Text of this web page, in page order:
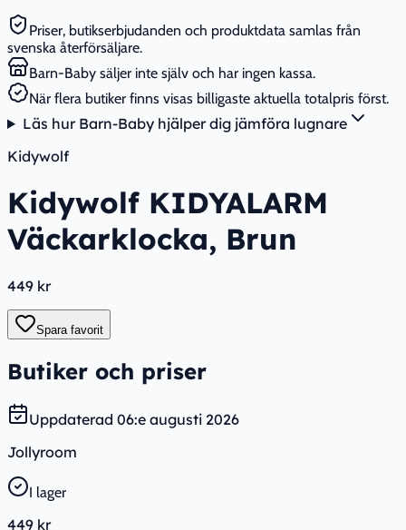
Priser, butikserbjudanden och produktdata samlas från
svenska återförsäljare.
Barn-Baby säljer inte själv och har ingen kassa.
När flera butiker finns visas billigaste aktuella totalpris först.
Läs hur Barn-Baby hjälper dig jämföra lugnare
Kidywolf
Kidywolf KIDYALARM
Väckarklocka, Brun
449 kr
Spara favorit
Butiker och priser
Uppdaterad 06:e augusti 2026
Jollyroom
I lager
449 kr